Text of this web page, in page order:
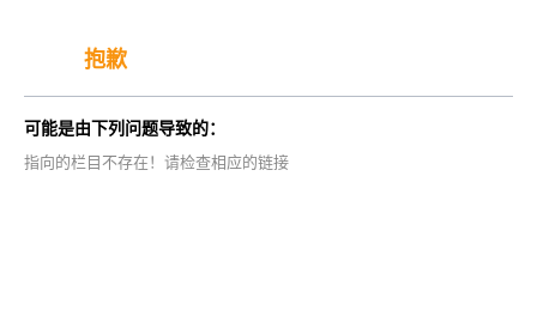
抱歉
可能是由下列问题导致的：
指向的栏目不存在！请检查相应的链接